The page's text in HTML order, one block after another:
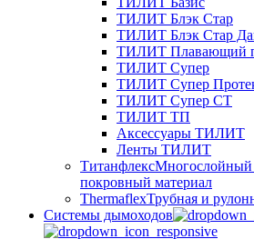
ТИЛИТ Блэк Стар
ТИЛИТ Блэк Стар
ТИЛИТ Плавающий
ТИЛИТ Супер
ТИЛИТ Супер
ТИЛИТ Супер СТ
ТИЛИТ ТП
Аксессуары ТИЛИТ
Ленты ТИЛИТ
Титанфлекс
покровный материал
ThermaflexТрубная и
Cистемы дымоходов